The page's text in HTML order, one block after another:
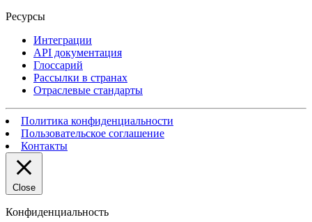
Ресурсы
Интеграции
API документация
Глоссарий
Рассылки в странах
Отраслевые стандарты
Политика конфиденциальности
Пользовательское соглашение
Контакты
Close
Конфиденциальность